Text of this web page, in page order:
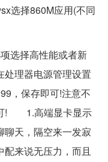
选择860M应用(不同
选择高性能或者新
处理器电源管理设置
，保存即可!注意不
可! 1.高端显卡显示
天，隔空来一发寂
来说无压力，而且